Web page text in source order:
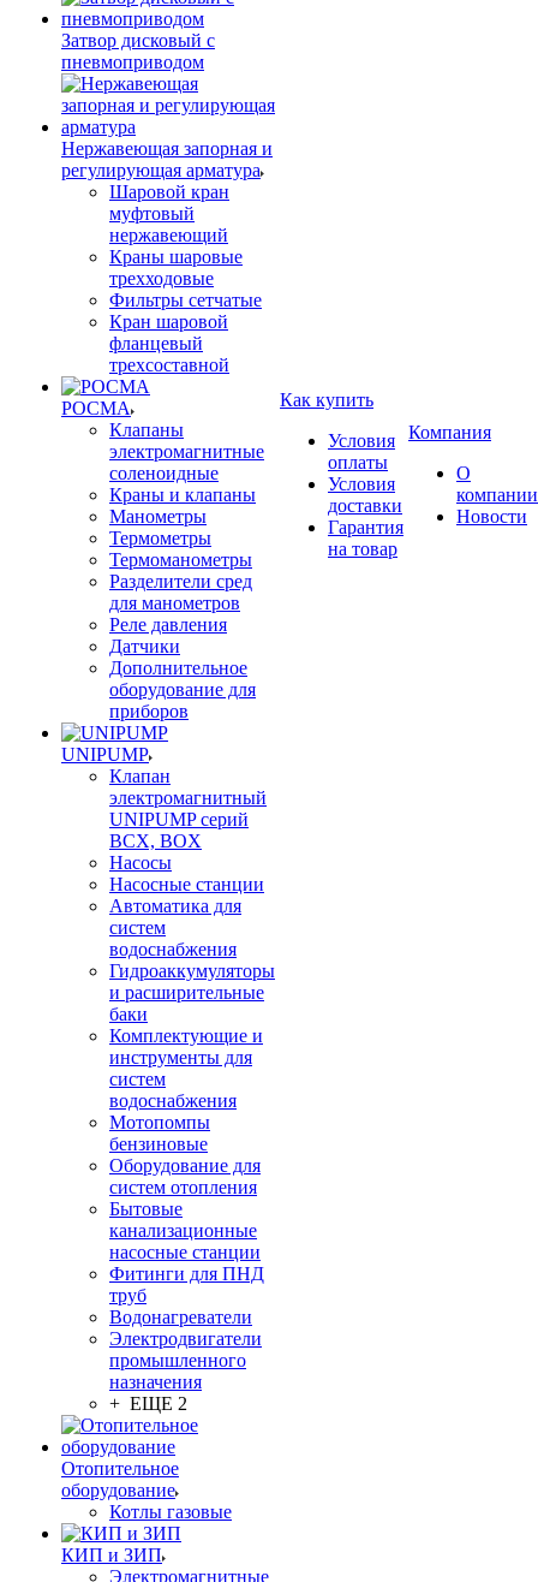
Затвор дисковый с
пневмоприводом
Нержавеющая запорная и
регулирующая арматура
Шаровой кран
муфтовый
нержавеющий
Краны шаровые
трехходовые
Фильтры сетчатые
Кран шаровой
фланцевый
трехсоставной
РОСМА
Клапаны
электромагнитные
соленоидные
Краны и клапаны
Манометры
Термометры
Термоманометры
Разделители сред
для манометров
Реле давления
Датчики
Дополнительное
оборудование для
приборов
UNIPUMP
Клапан
электромагнитный
UNIPUMP серий
BCX, BOX
Насосы
Насосные станции
Автоматика для
систем
водоснабжения
Гидроаккумуляторы
и расширительные
баки
Комплектующие и
инструменты для
систем
водоснабжения
Мотопомпы
бензиновые
Оборудование для
систем отопления
Бытовые
канализационные
насосные станции
Фитинги для ПНД
труб
Водонагреватели
Электродвигатели
промышленного
назначения
+ ЕЩЕ 2
Отопительное
оборудование
Котлы газовые
КИП и ЗИП
Электромагнитные
Как купить
Условия
оплаты
Условия
доставки
Гарантия
на товар
Компания
О
компании
Новости